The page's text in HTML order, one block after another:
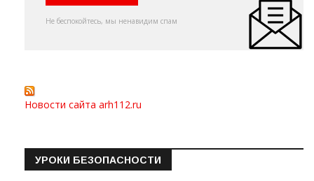
Не беспокойтесь, мы ненавидим спам
Новости сайта arh112.ru
УРОКИ БЕЗОПАСНОСТИ